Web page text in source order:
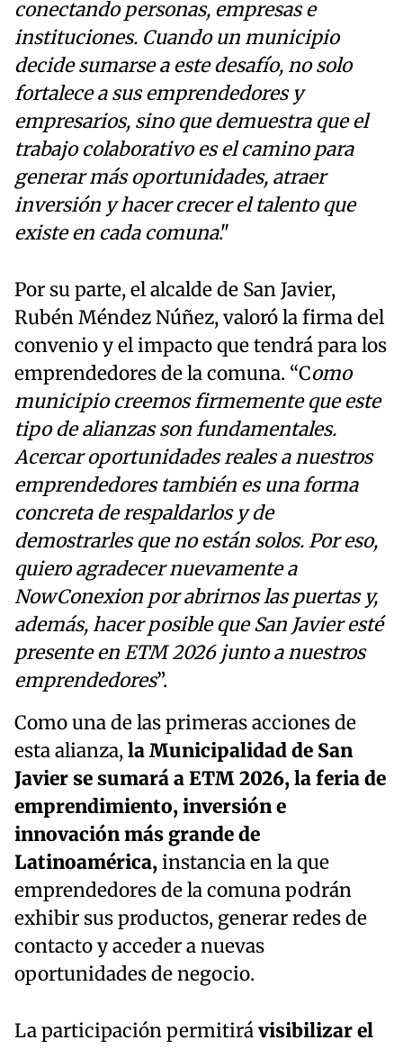
conectando personas, empresas e
instituciones. Cuando un municipio
decide sumarse a este desafío, no solo
fortalece a sus emprendedores y
empresarios, sino que demuestra que el
trabajo colaborativo es el camino para
generar más oportunidades, atraer
inversión y hacer crecer el talento que
existe en cada comuna."
Por su parte, el alcalde de San Javier,
Rubén Méndez Núñez, valoró la firma del
convenio y el impacto que tendrá para los
emprendedores de la comuna. “Como
municipio creemos firmemente que este
tipo de alianzas son fundamentales.
Acercar oportunidades reales a nuestros
emprendedores también es una forma
concreta de respaldarlos y de
demostrarles que no están solos. Por eso,
quiero agradecer nuevamente a
NowConexion por abrirnos las puertas y,
además, hacer posible que San Javier esté
presente en ETM 2026 junto a nuestros
emprendedores”.
Como una de las primeras acciones de
esta alianza,la Municipalidad de San
Javier se sumará a ETM 2026, la feria de
emprendimiento, inversión e
innovación más grande de
Latinoamérica,instancia en la que
emprendedores de la comuna podrán
exhibir sus productos, generar redes de
contacto y acceder a nuevas
oportunidades de negocio.
La participación permitirávisibilizar el